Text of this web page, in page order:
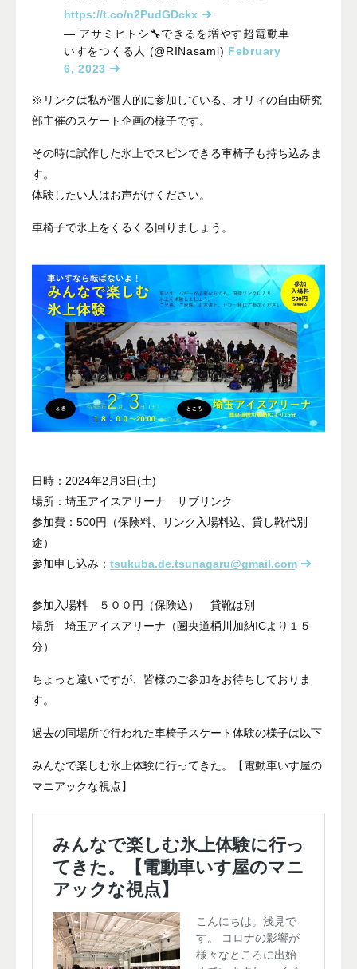
https://t.co/n2PudGDckx
— アサミヒトシ🔧できるを増やす超電動車
いすをつくる人 (@RINasami) February
6, 2023
※リンクは私が個人的に参加している、オリィの自由研究
部主催のスケート企画の様子です。
その時に試作した氷上でスピンできる車椅子も持ち込みま
す。
体験したい人はお声がけください。
車椅子で氷上をくるくる回りましょう。
日時：2024年2月3日(土)
場所：埼玉アイスアリーナ サブリンク
参加費：500円（保険料、リンク入場料込、貸し靴代別
途）
参加申し込み： tsukuba.de.tsunagaru@gmail.com
参加入場料 ５００円（保険込） 貸靴は別
場所 埼玉アイスアリーナ（圏央道桶川加納ICより１５
分）
ちょっと遠いですが、皆様のご参加をお待ちしておりま
す。
過去の同場所で行われた車椅子スケート体験の様子は以下
みんなで楽しむ氷上体験に行ってきた。【電動車いす屋の
マニアックな視点】